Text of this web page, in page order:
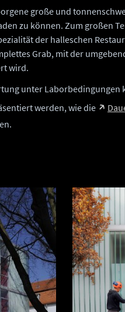
große und
zu können. Zum großen
der halleschen
Grab, mit der
wird.
unter Laborbedingungen
werden, wie die